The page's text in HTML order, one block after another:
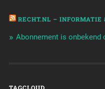
RECHT.NL – INFORMATIE
Abonnement is onbekend
TAGCLOUD